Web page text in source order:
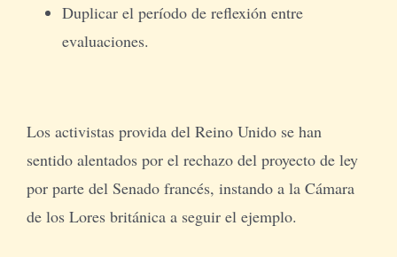
Duplicar el período de reflexión entre
evaluaciones.
Los activistas provida del Reino Unido se han
sentido alentados por el rechazo del proyecto de ley
por parte del Senado francés, instando a la Cámara
de los Lores británica a seguir el ejemplo.